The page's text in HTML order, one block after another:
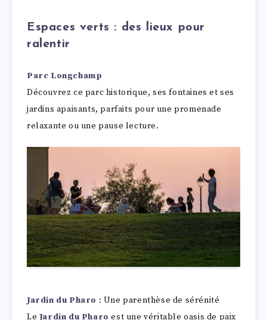
Espaces verts : des lieux pour
ralentir
Parc Longchamp
Découvrez ce parc historique, ses fontaines et ses
jardins apaisants, parfaits pour une promenade
relaxante ou une pause lecture.
Jardin du Pharo : Une parenthèse de sérénité
Le Jardin du Pharo est une véritable oasis de paix